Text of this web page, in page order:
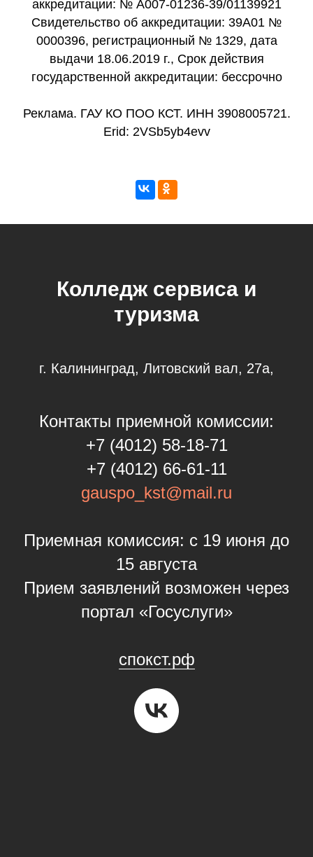
аккредитации: № А007-01236-39/01139921
Свидетельство об аккредитации: 39А01 №
0000396, регистрационный № 1329, дата
выдачи 18.06.2019 г., Срок действия
государственной аккредитации: бессрочно
Реклама. ГАУ КО ПОО КСТ. ИНН 3908005721.
Erid: 2VSb5yb4evv
Колледж сервиса и
туризма
г. Калининград, Литовский вал, 27а,
Контакты приемной комиссии:
+7 (4012) 58-18-71
+7 (4012) 66-61-11
gauspo_kst@mail.ru
Приемная комиссия: с 19 июня до
15 августа
Прием заявлений возможен через
портал «Госуслуги»
cпокст.рф